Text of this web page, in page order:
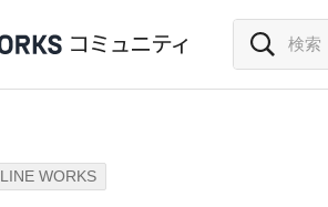
LINE WORKS